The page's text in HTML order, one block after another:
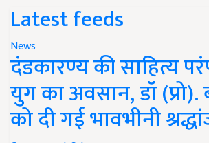
Latest feeds
News
दंडकारण्य की साहित्य
युग का अवसान, डॉ
को दी गई भावभीनी